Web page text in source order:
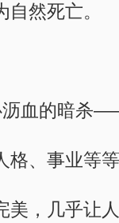
然死亡。
沥血的暗杀
格、事业等
美，几乎让